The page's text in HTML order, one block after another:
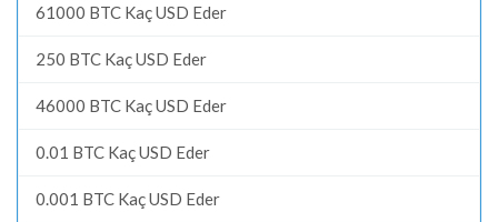
61000 BTC Kaç USD Eder
250 BTC Kaç USD Eder
46000 BTC Kaç USD Eder
0.01 BTC Kaç USD Eder
0.001 BTC Kaç USD Eder